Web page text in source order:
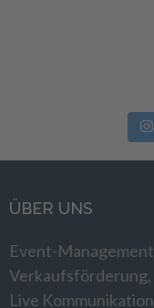
ÜBER UNS
Event-
Verkaufsförderung,
Live